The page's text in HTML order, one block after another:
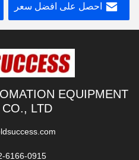
احصل على افضل سعر
EQUIPMENT
LTD
6166-0915